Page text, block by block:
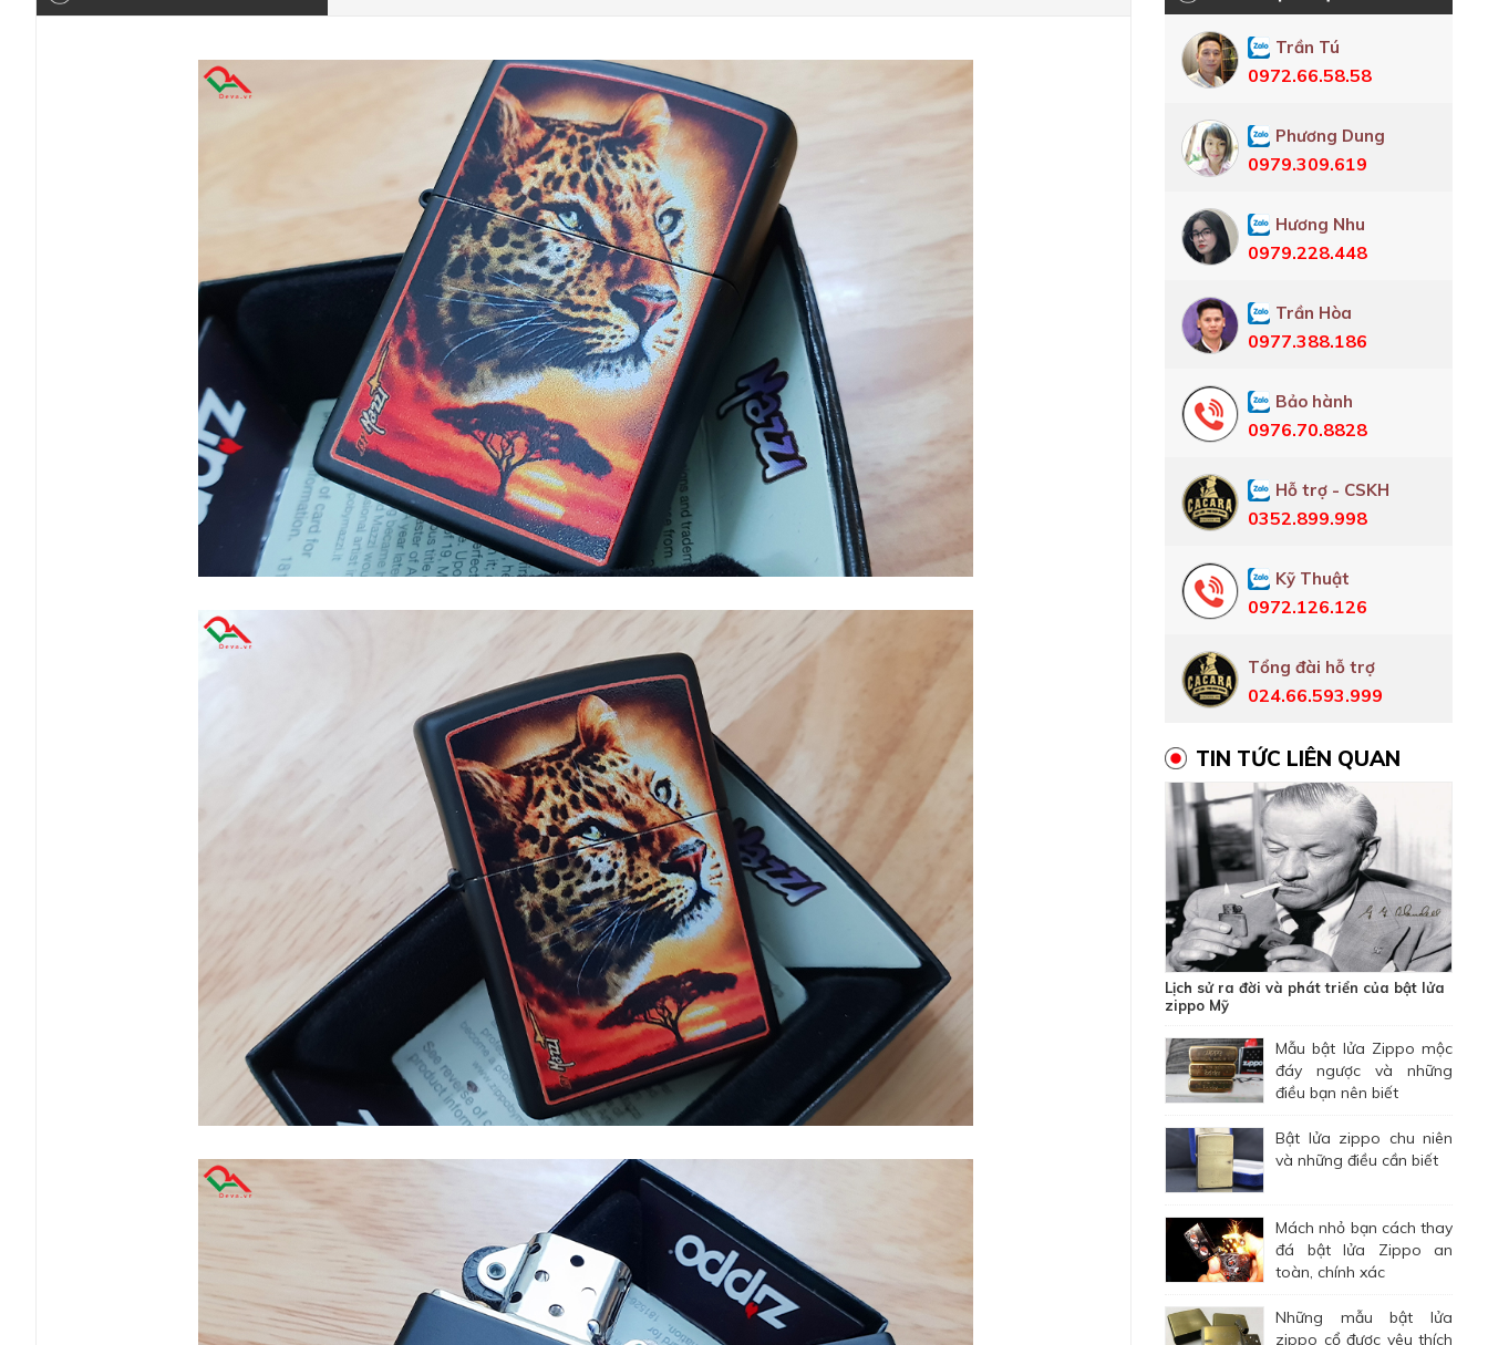
Trần Tú
0972.66.58.58
Phương Dung
0979.309.619
Hương Nhu
0979.228.448
Trần Hòa
0977.388.186
Bảo hành
0976.70.8828
Hỗ trợ - CSKH
0352.899.998
Kỹ Thuật
0972.126.126
Tổng đài hỗ trợ
024.66.593.999
TIN TỨC LIÊN QUAN
Lịch sử ra đời và phát triển của bật lửa
zippo Mỹ
Mẫu bật lửa Zippo mộc
đáy ngược và những
điều bạn nên biết
Bật lửa zippo chu niên
và những điều cần biết
Mách nhỏ bạn cách thay
đá bật lửa Zippo an
toàn, chính xác
Những mẫu bật lửa
zippo cổ được yêu thích